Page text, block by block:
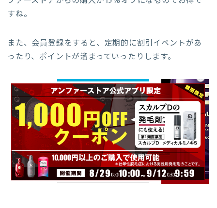
すね。
また、会員登録をすると、定期的に割引イベントがあ
ったり、ポイントが溜まっていったりします。